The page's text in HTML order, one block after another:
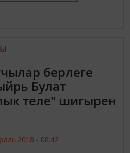
берлеге
Булат
теле" шигырен
2018 - 08:42